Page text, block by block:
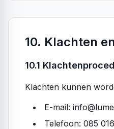
10. Klachten
10.1
Klachten kunnen
E-mail:
Telefoon: 085